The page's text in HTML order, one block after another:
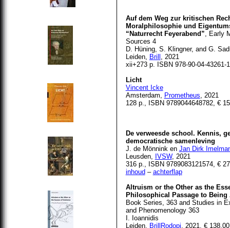
Auf dem Weg zur kritischen
Moralphilosophie und
“Naturrecht Feyerabend”, Early
Sources 4
D. Hüning, S. Klingner, and G.
Leiden, Brill , 2021
xii+273 p. ISBN 978-90-04-
Licht
Vincent Icke
Amsterdam, Prometheus, 2021
128 p., ISBN 9789044648782, €
De verweesde school. Kennis,
democratische samenleving
J. de Mönnink en Jan Dirk
Leusden, IVSW, 2021
316 p., ISBN 9789083121574, €
inhoud – achterflap
Altruism or the Other as the
Philosophical Passage to
Book Series, 363 and Studies in
and Phenomenology 363
I. Ioannidis
Leiden, BrillRodopi, 2021, €